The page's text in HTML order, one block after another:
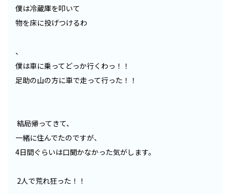
僕は冷蔵庫を叩いて
物を床に投げつけるわ
、
僕は車に乗ってどっか行くわっ！！
足助の山の方に車で走って行った！！
結局帰ってきて、
一緒に住んでたのですが、
4日間ぐらいは口聞かなかった気がします。
2人で荒れ狂った！！